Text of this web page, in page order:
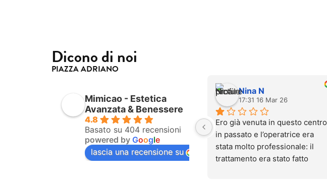
Dicono di noi
PIAZZA ADRIANO
Mimicao - Estetica
Avanzata & Benessere
4.8
Basato su 404 recensioni
powered by Google
lascia una recensione su
Nina N
17:31 16 Mar 26
Ero già venuta in questo centro
in passato e l’operatrice era
stata molto professionale: il
trattamento era stato fatto